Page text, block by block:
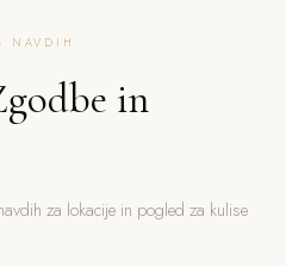
NAVDIH
in
za lokacije in pogled za kulise